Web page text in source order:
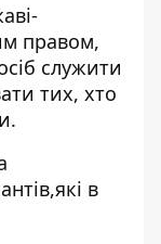
правом,
служити
тих, хто
,які в